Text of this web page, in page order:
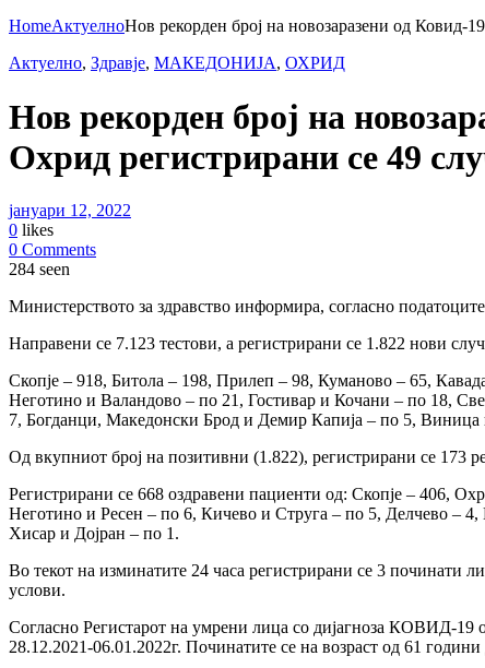
HomeАктуелноНов рекорден број на новозаразени од Ковид-
Актуелно, Здравје, МАКЕДОНИЈА, ОХРИД
Нов рекорден број на
Охрид регистрирани се 49
јануари 12, 2022
0 likes
0 Comments
284 seen
Министерството за здравство информира, согласно
Направени се 7.123 тестови, а регистрирани се 1.822 нови
Скопје – 918, Битола – 198, Прилеп – 98, Куманово – 65,
Неготино и Валандово – по 21, Гостивар и Кочани – по 18,
7, Богданци, Македонски Брод и Демир Капија – по 5,
Од вкупниот број на позитивни (1.822), регистрирани се 173
Регистрирани сe 668 оздравени пациенти од: Скопје – 406,
Неготино и Ресен – по 6, Кичево и Струга – по 5, Делчево –
Хисар и Дојран – по 1.
Во текот на изминатите 24 часа регистрирани се 3 починати
услови.
Согласно Регистарот на умрени лица со дијагноза КОВИД-
28.12.2021-06.01.2022г. Починатите се на возраст од 61